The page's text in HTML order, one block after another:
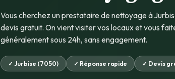
Vous cherchez un prestataire de nettoyage à
devis gratuit. On vient visiter vos locaux et vous
généralement sous 24h, sans engagement.
✓ Jurbise (7050) ✓ Réponse rapide ✓ Devis